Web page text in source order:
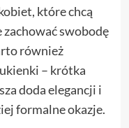
które chcą
swobodę
również
– krótka
doda elegancji i
formalne okazje.